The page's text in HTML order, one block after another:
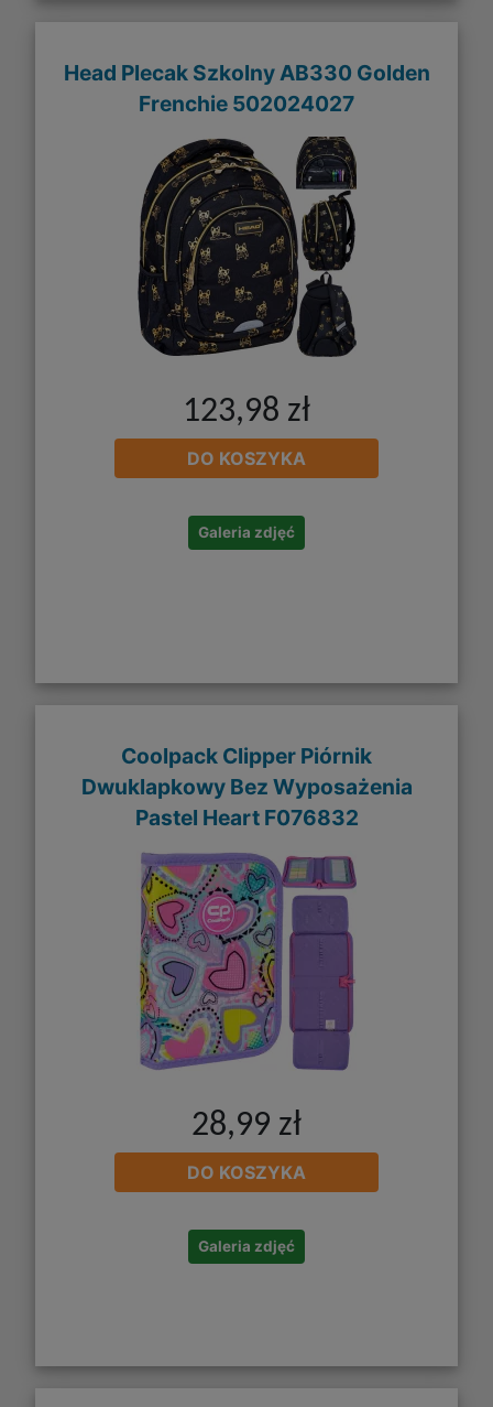
Head Plecak Szkolny AB330 Golden
Frenchie 502024027
123,98 zł
DO KOSZYKA
Galeria zdjęć
Coolpack Clipper Piórnik
Dwuklapkowy Bez Wyposażenia
Pastel Heart F076832
28,99 zł
DO KOSZYKA
Galeria zdjęć